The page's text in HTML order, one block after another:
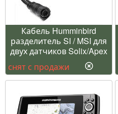
Кабель Humminbird
разделитель SI / MSI для
двух датчиков Solix/Apex
снят с продажи